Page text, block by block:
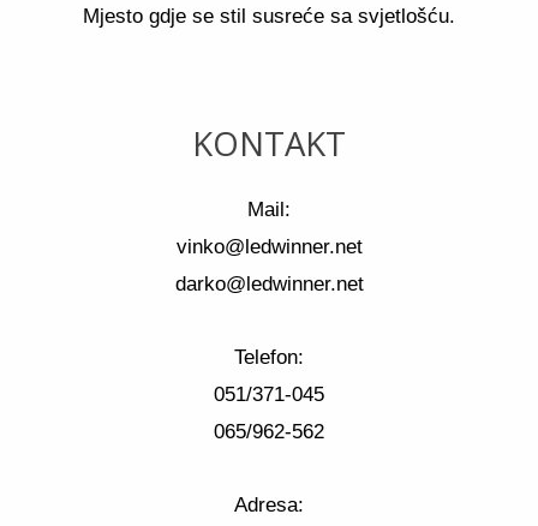
Mjesto gdje se stil susreće sa svjetlošću.
KONTAKT
Mail:
vinko@ledwinner.net
darko@ledwinner.net
Telefon:
051/371-045
065/962-562
Adresa: